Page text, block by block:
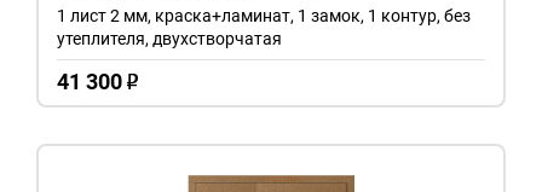
41 300 o
1 лист 2 мм, краска+ламинат, 1 замок, 1 контур, без
утеплителя, двухстворчатая